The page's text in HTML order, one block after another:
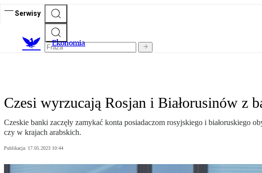
Serwisy
Ekonomia
Czesi wyrzucają Rosjan i Białorusinów z
Czeskie banki zaczęły zamykać konta posiadaczom rosyjskiego i białoruskiego
czy w krajach arabskich.
Publikacja: 17.05.2023 10:44